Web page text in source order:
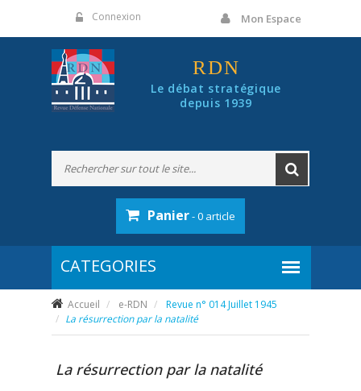
Connexion Mon Espace
RDN
Le débat stratégique
depuis 1939
Panier- 0 article
Accueil e-RDN
Revue n° 014 Juillet 1945
La résurrection par la natalité
La résurrection par la natalité